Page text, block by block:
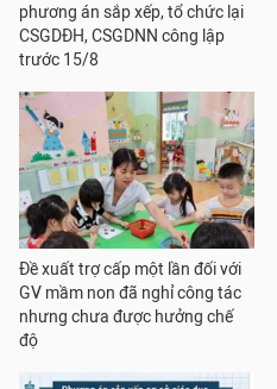
phương án sắp xếp, tổ chức lại
CSGDĐH, CSGDNN công lập
trước 15/8
Đề xuất trợ cấp một lần đối với
GV mầm non đã nghỉ công tác
nhưng chưa được hưởng chế
độ